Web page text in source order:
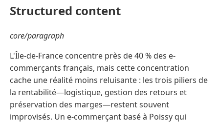
Structured content
core/paragraph
L'Île-de-France concentre près de 40 % des e-
commerçants français, mais cette concentration
cache une réalité moins reluisante : les trois piliers de
la rentabilité—logistique, gestion des retours et
préservation des marges—restent souvent
improvisés. Un e-commerçant basé à Poissy qui